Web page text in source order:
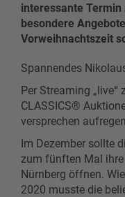
interessante
besondere
Vorweihnachtszeit
Spannendes
Per Streaming „live“
CLASSICS®
versprechen
Im Dezember sollte
zum fünften Mal
Nürnberg öffnen.
2020 musste die